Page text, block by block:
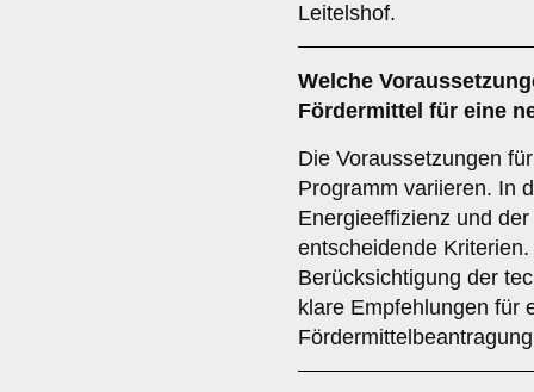
Leitelshof.
Welche
Fördermittel für eine
Die Voraussetzungen
Programm variieren. In
Energieeffizienz und
entscheidende
Berücksichtigung der
klare Empfehlungen für